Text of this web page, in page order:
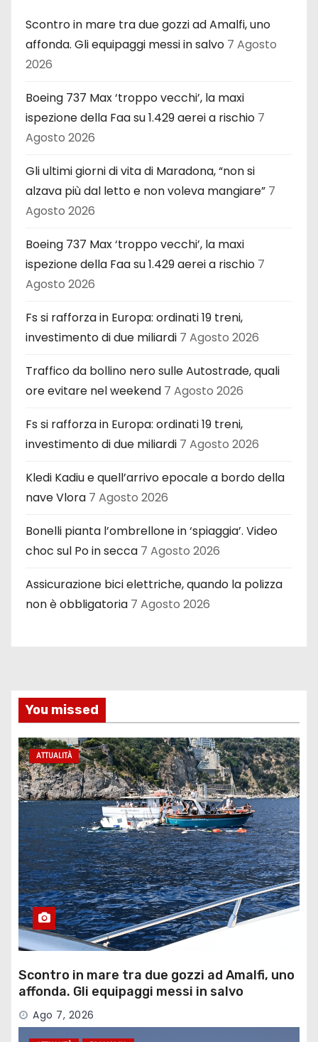
Scontro in mare tra due gozzi ad Amalfi, uno
affonda. Gli equipaggi messi in salvo 7 Agosto
2026
Boeing 737 Max ‘troppo vecchi’, la maxi
ispezione della Faa su 1.429 aerei a rischio 7
Agosto 2026
Gli ultimi giorni di vita di Maradona, “non si
alzava più dal letto e non voleva mangiare” 7
Agosto 2026
Boeing 737 Max ‘troppo vecchi’, la maxi
ispezione della Faa su 1.429 aerei a rischio 7
Agosto 2026
Fs si rafforza in Europa: ordinati 19 treni,
investimento di due miliardi 7 Agosto 2026
Traffico da bollino nero sulle Autostrade, quali
ore evitare nel weekend 7 Agosto 2026
Fs si rafforza in Europa: ordinati 19 treni,
investimento di due miliardi 7 Agosto 2026
Kledi Kadiu e quell’arrivo epocale a bordo della
nave Vlora 7 Agosto 2026
Bonelli pianta l’ombrellone in ‘spiaggia’. Video
choc sul Po in secca 7 Agosto 2026
Assicurazione bici elettriche, quando la polizza
non è obbligatoria 7 Agosto 2026
You missed
ATTUALITÀ
Scontro in mare tra due gozzi ad Amalfi, uno
affonda. Gli equipaggi messi in salvo
Ago 7, 2026